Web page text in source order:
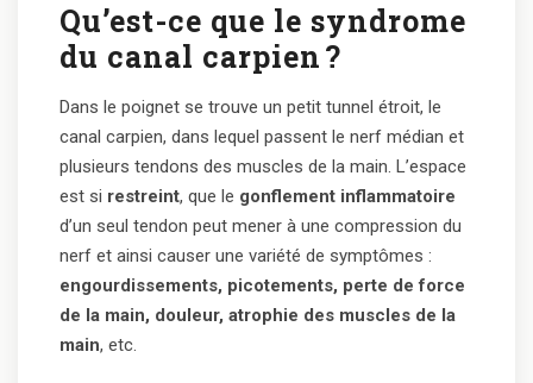
Qu’est-ce que le syndrome
du canal carpien?
Dans le poignet se trouve un petit tunnel étroit, le
canal carpien, dans lequel passent le nerf médian et
plusieurs tendons des muscles de la main. L’espace
est si restreint, que le gonflement inflammatoire
d’un seul tendon peut mener à une compression du
nerf et ainsi causer une variété de symptômes :
engourdissements, picotements, perte de force
de la main, douleur, atrophie des muscles de la
main, etc.